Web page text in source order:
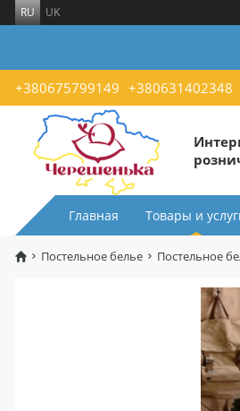
RU UK
+380675799149 +380631402348
Главная Товары и
Постельное белье Постельное